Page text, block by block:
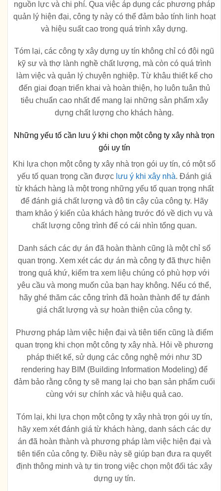
nguồn lực và chi phí. Qua việc áp dụng các phương pháp
quản lý hiện đại, công ty này có thể đảm bảo tính linh hoạt
và hiệu suất cao trong quá trình xây dựng.
Tóm lại, các công ty xây dựng uy tín không chỉ có đội ngũ
kỹ sư và thợ lành nghề chất lượng, mà còn có quá trình
làm việc và quản lý chuyên nghiệp. Từ khâu thiết kế cho
đến giai đoạn triển khai và hoàn thiện, họ luôn tuân thủ
tiêu chuẩn cao nhất để mang lại những sản phẩm xây
dựng chất lượng cho khách hàng.
Những yếu tố cần lưu ý khi chọn một công ty xây nhà trọn
gói uy tín
Khi lựa chọn một công ty xây nhà trọn gói uy tín, có một số
yếu tố quan trọng cần được lưu ý khi xây nhà. Đánh giá
từ khách hàng là một trong những yếu tố quan trọng nhất
để đánh giá chất lượng và độ tin cậy của công ty. Hãy
tham khảo ý kiến của khách hàng trước đó về dịch vụ và
chất lượng công trình để có cái nhìn tổng quan.
Danh sách các dự án đã hoàn thành cũng là một chỉ số
quan trọng. Xem xét các dự án mà công ty đã thực hiện
trong quá khứ, kiểm tra xem liệu chúng có phù hợp với
yêu cầu và mong muốn của bạn hay không. Nếu có thể,
hãy ghé thăm các công trình đã hoàn thành để tự đánh
giá chất lượng và sự hoàn thiện của công ty.
Phương pháp làm việc hiện đại và tiên tiến cũng là điểm
quan trọng khi chọn một công ty xây nhà. Hỏi về phương
pháp thiết kế, sử dụng các công nghệ mới như 3D
rendering hay BIM (Building Information Modeling) để
đảm bảo rằng công ty sẽ mang lại cho bạn sản phẩm cuối
cùng với sự chính xác và hiệu quả cao.
Tóm lại, khi lựa chọn một công ty xây nhà trọn gói uy tín,
hãy xem xét đánh giá từ khách hàng, danh sách các dự
án đã hoàn thành và phương pháp làm việc hiện đại và
tiên tiến của công ty. Điều này sẽ giúp bạn đưa ra quyết
định thông minh và tự tin trong việc chọn một đối tác xây
dựng uy tín.